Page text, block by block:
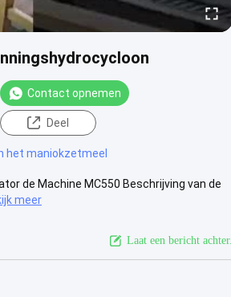
Contact opnemen
Deel
het maniokzetmeel
de Machine MC550 Beschrijving van de
meer
Laat een bericht achter.